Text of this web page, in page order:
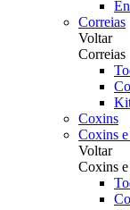
Correias
Voltar
Correias
Coxins
Coxins
Voltar
Coxins